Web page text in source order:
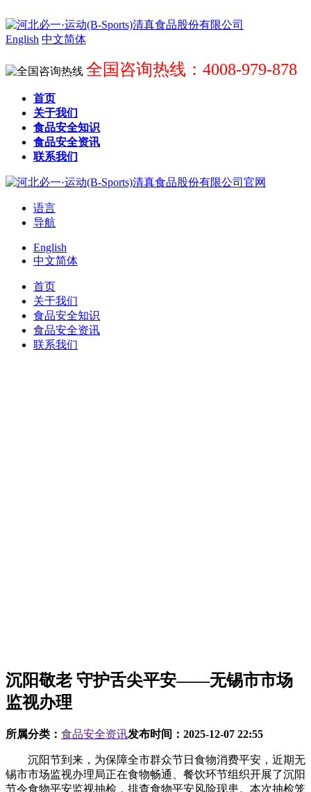
English 中文简体
全国咨询热线：4008-979-878
首页
关于我们
食品安全知识
食品安全资讯
联系我们
语言
导航
English
中文简体
首页
关于我们
食品安全知识
食品安全资讯
联系我们
沉阳敬老 守护舌尖平安——无锡市市场
监视办理
所属分类： 食品安全资讯发布时间： 2025-12-07 22:55
沉阳节到来，为保障全市群众节日食物消费平安，近期无
锡市市场监视办理局正在食物畅通、餐饮环节组织开展了沉阳
节令食物平安监视抽检，排查食物平安风险现患。本次抽检笼